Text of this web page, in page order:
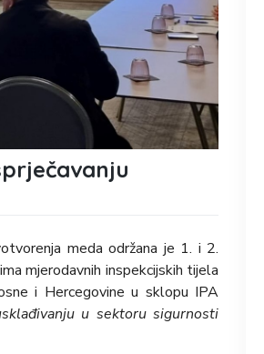
meda održana je 1. i 2.
mjerodavnih inspekcijskih tijela
i Hercegovine u sklopu IPA
u sektoru sigurnosti